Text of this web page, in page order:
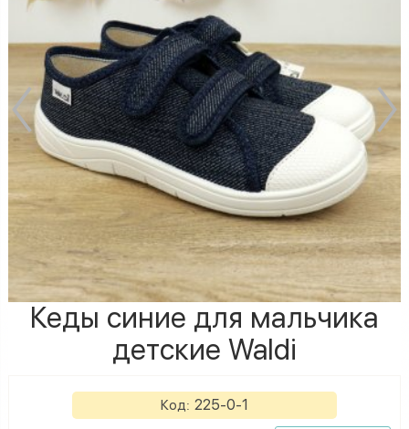
Кеды синие для мальчика
детские Waldi
Код: 225-0-1